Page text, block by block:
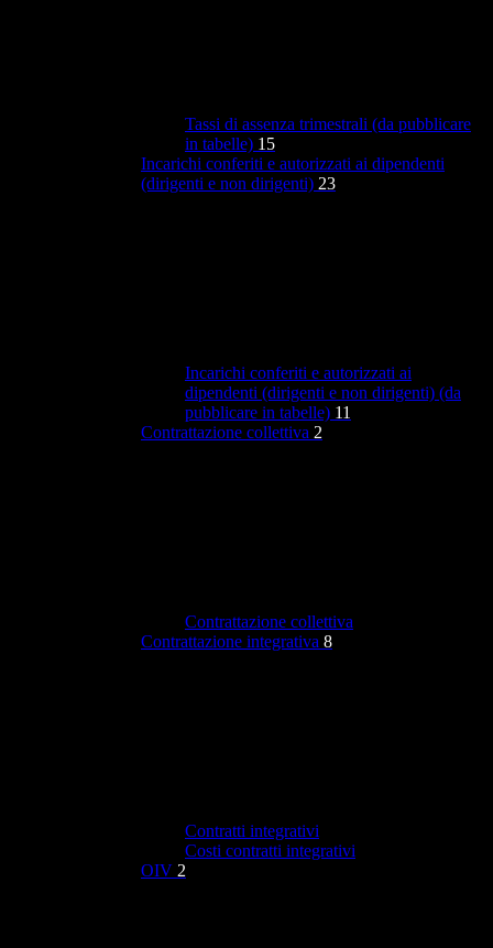
Tassi di assenza trimestrali (da pubblicare
in tabelle) 15
Incarichi conferiti e autorizzati ai dipendenti
(dirigenti e non dirigenti) 23
Incarichi conferiti e autorizzati ai
dipendenti (dirigenti e non dirigenti) (da
pubblicare in tabelle) 11
Contrattazione collettiva 2
Contrattazione collettiva
Contrattazione integrativa 8
Contratti integrativi
Costi contratti integrativi
OIV 2